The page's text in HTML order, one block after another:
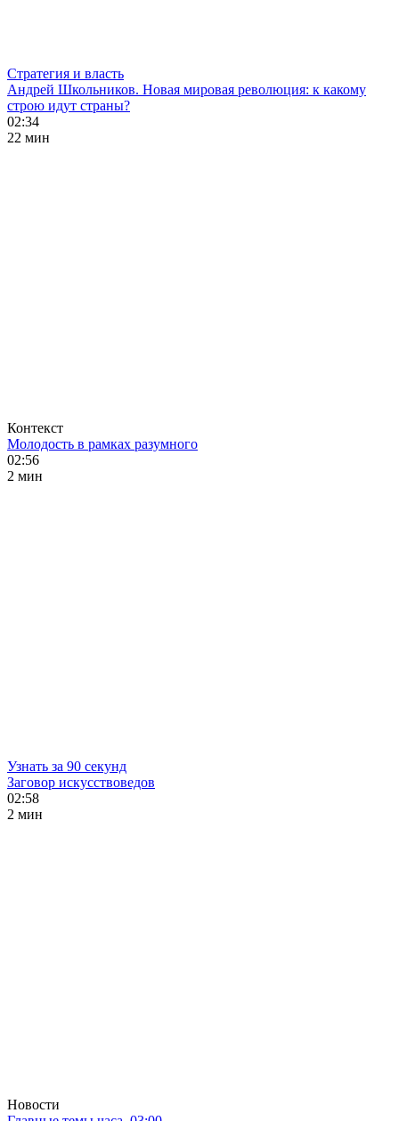
Стратегия и власть
Андрей Школьников. Новая мировая революция: к какому
строю идут страны?
02:34
22 мин
Контекст
Молодость в рамках разумного
02:56
2 мин
Узнать за 90 секунд
Заговор искусствоведов
02:58
2 мин
Новости